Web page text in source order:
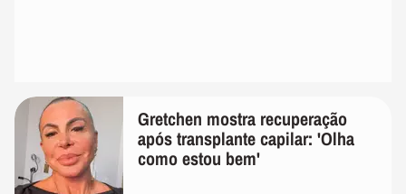
Gretchen mostra recuperação
após transplante capilar: 'Olha
como estou bem'